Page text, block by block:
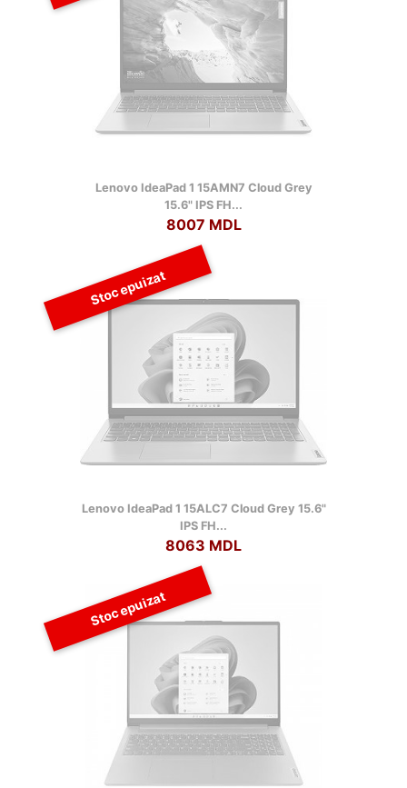
Lenovo IdeaPad 1 15AMN7 Cloud Grey
15.6" IPS FH...
8007 MDL
Stoc epuizat
Lenovo IdeaPad 1 15ALC7 Cloud Grey 15.6"
IPS FH...
8063 MDL
Stoc epuizat